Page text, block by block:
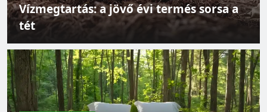
Vízmegtartás: a jövő évi termés sorsa a
tét